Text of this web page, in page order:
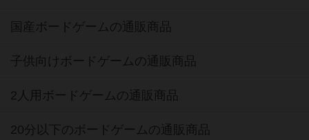
国産ボードゲームの通販商品
子供向けボードゲームの通販商品
2人用ボードゲームの通販商品
20分以下のボードゲームの通販商品